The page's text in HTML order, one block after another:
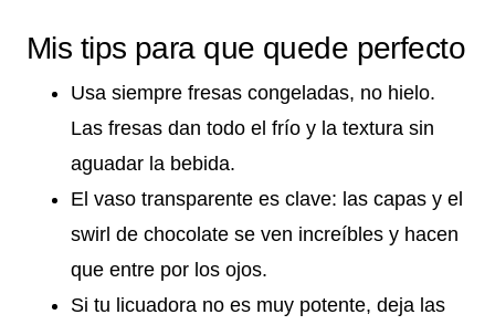
Mis tips para que quede perfecto
Usa siempre fresas congeladas, no hielo.
Las fresas dan todo el frío y la textura sin
aguadar la bebida.
El vaso transparente es clave: las capas y el
swirl de chocolate se ven increíbles y hacen
que entre por los ojos.
Si tu licuadora no es muy potente, deja las